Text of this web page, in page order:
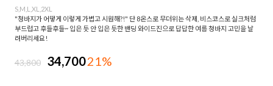
S,M,L,XL,2XL
"청바지가 어떻게 이렇게 가볍고 시원해?!" 단 8온스로 무더위는 삭제, 비스코스로 실크처럼
부드럽고 후들후들~ 입은 듯 안 입은 듯한 밴딩 와이드진으로 답답한 여름 청바지 고민을 날
려버리세요!
43,800 34,70021%